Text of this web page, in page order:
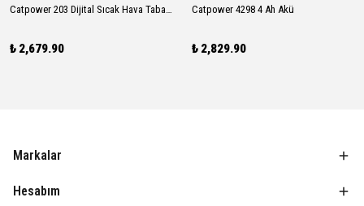
Catpower 203 Dijital Sıcak Hava Tabancası
₺ 2,679.90
Catpower 4298 4 Ah Akü
₺ 2,829.90
Markalar
Hesabım